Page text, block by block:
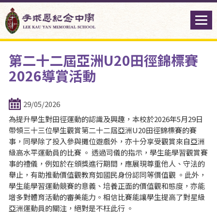
第二十二屆亞洲U20田徑錦標賽
2026導賞活動
29/05/2026
為提升學生對田徑運動的認識及興趣，本校於2026年5月29日
帶領三十三位學生觀賞第二十二屆亞洲U20田徑錦標賽的賽
事，同學除了投入參與攤位遊戲外，亦十分享受觀賞來自亞洲
級高水平運動員的比賽 。 透過司儀的指示，學生能學習觀賞賽
事的禮儀，例如於在頒獎進行期間，應展現尊重他人、守法的
舉止，有助推動價值觀教育如國民身份認同等價值觀 。此外，
學生能學習運動競賽的意義、培養正面的價值觀和態度，亦能
增多對體育活動的審美能力。相信比賽能讓學生提高了對星級
亞洲運動員的關注，絕對是不枉此行 。